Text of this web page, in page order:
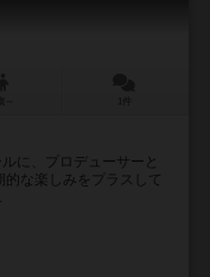
に、プロデューサーと
的な楽しみをプラスして